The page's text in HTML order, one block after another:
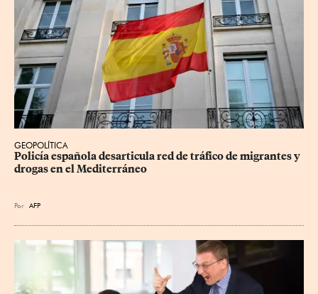
GEOPOLÍTICA
Policía española desarticula red de tráfico de migrantes y
drogas en el Mediterráneo
Por AFP